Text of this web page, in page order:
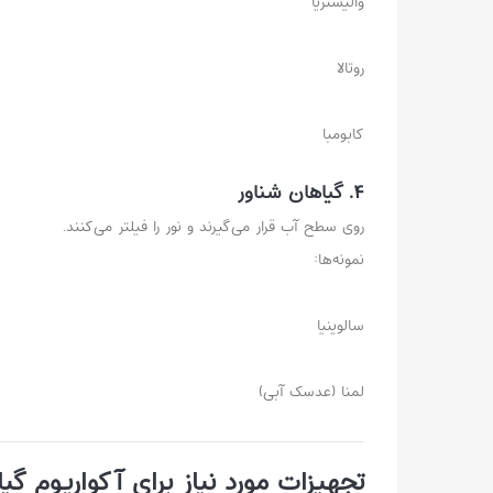
روتالا
کابومبا
۴. گیاهان شناور
روی سطح آب قرار می‌گیرند و نور را فیلتر می‌کنند.
نمونه‌ها:
سالوینیا
لمنا (عدسک آبی)
تجهیزات مورد نیاز برای آکواریوم